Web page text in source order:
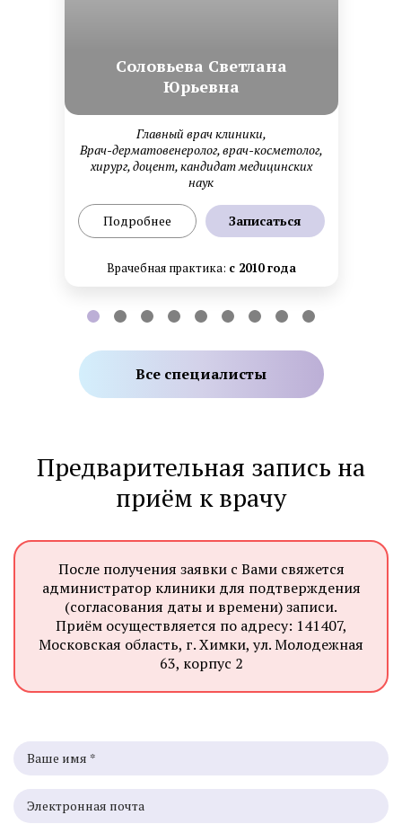
Cоловьева Cветлана
Юрьевна
Главный врач клиники,
Врач-дерматовенеролог, врач-косметолог,
хирург, доцент, кандидат медицинских
наук
Подробнее Записаться
Врачебная практика: с 2010 года
Все специалисты
Предварительная запись на
приём к врачу
После получения заявки с Вами свяжется
администратор клиники для подтверждения
(согласования даты и времени) записи.
Приём осуществляется по адресу: 141407,
Московская область, г. Химки, ул. Молодежная
63, корпус 2